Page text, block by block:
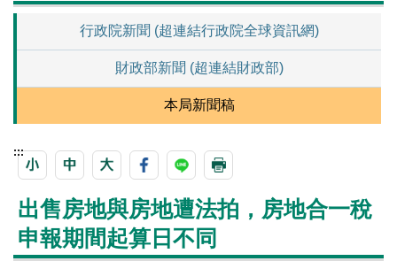
行政院新聞 (超連結行政院全球資訊網)
財政部新聞 (超連結財政部)
本局新聞稿
:::
出售房地與房地遭法拍，房地合一稅
申報期間起算日不同